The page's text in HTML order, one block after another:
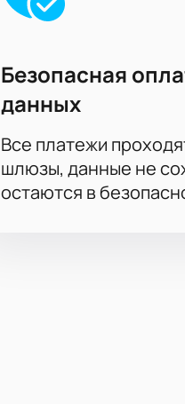
Безопасная
данных
Все платежи
шлюзы, данные не
остаются в